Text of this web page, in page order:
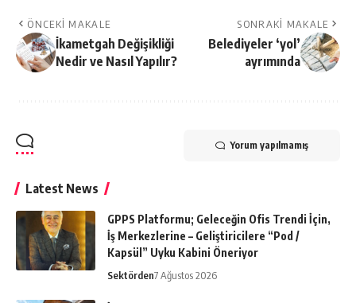
ÖNCEKI MAKALE
İkametgah Değişikliği
Nedir ve Nasıl Yapılır?
SONRAKI MAKALE
Belediyeler ‘yol’
ayrımında
Yorum yapılmamış
Latest News
GPPS Platformu; Geleceğin Ofis Trendi İçin,
İş Merkezlerine – Geliştiricilere “Pod /
Kapsül” Uyku Kabini Öneriyor
Sektörden7 Ağustos 2026